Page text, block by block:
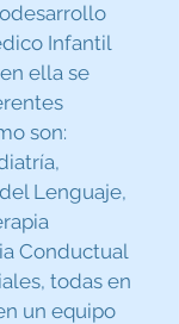
Infantil
ella se
son:
Lenguaje,
Conductual
todas en
un equipo